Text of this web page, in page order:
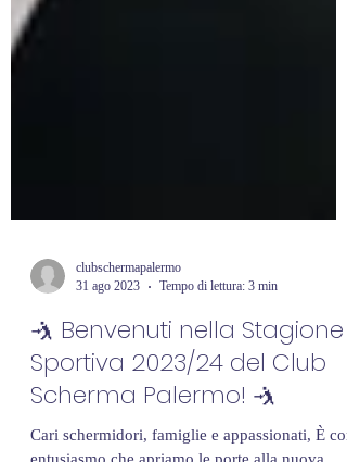
31 ago 2023
Tempo di lettura: 3 min
🤺 Benvenuti nella Stagione
Sportiva 2023/24 del Club
Scherma Palermo! 🤺